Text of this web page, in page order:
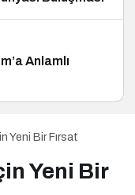
Anlamlı
Yeni Bir Fırsat
Yeni Bir